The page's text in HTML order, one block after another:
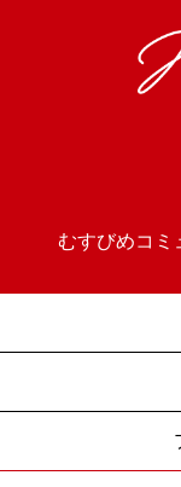
むすびめコミ